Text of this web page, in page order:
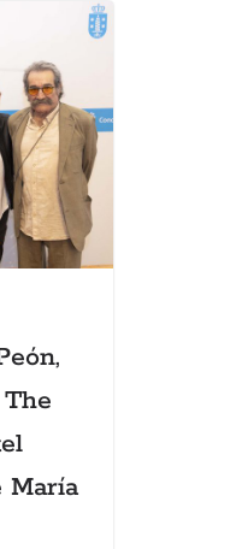
María